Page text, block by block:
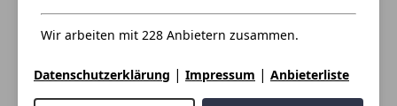
Wir arbeiten mit 228 Anbietern zusammen.
Datenschutzerklärung | Impressum | Anbieterliste